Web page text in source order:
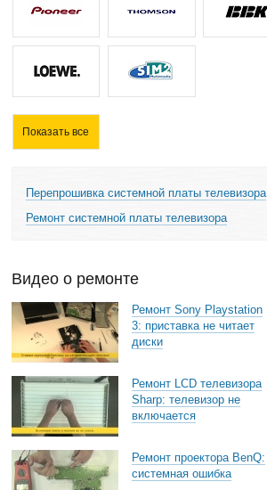
Показать все
Перепрошивка системной платы телевизора
Ремонт системной платы телевизора
Видео о ремонте
Ремонт Sony Playstation
3: приставка не читает
диски
Ремонт LCD телевизора
Sharp: телевизор не
включается
Ремонт проектора BenQ:
системная ошибка